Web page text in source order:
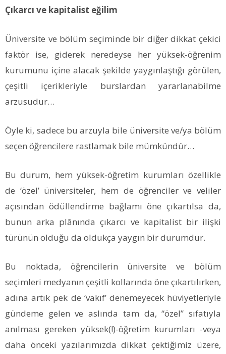
Çıkarcı ve kapitalist eğilim
Üniversite ve bölüm seçiminde bir diğer dikkat çekici
faktör ise, giderek neredeyse her yüksek-öğrenim
kurumunu içine alacak şekilde yaygınlaştığı görülen,
çeşitli içerikleriyle burslardan yararlanabilme
arzusudur…
Öyle ki, sadece bu arzuyla bile üniversite ve/ya bölüm
seçen öğrencilere rastlamak bile mümkündür…
Bu durum, hem yüksek-öğretim kurumları özellikle
de ‘özel’ üniversiteler, hem de öğrenciler ve veliler
açısından ödüllendirme bağlamı öne çıkartılsa da,
bunun arka plânında çıkarcı ve kapitalist bir ilişki
türünün olduğu da oldukça yaygın bir durumdur.
Bu noktada, öğrencilerin üniversite ve bölüm
seçimleri medyanın çeşitli kollarında öne çıkartılırken,
adına artık pek de ‘vakıf’ denemeyecek hüviyetleriyle
gündeme gelen ve aslında tam da, “özel” sıfatıyla
anılması gereken yüksek(!)-öğretim kurumları -veya
daha önceki yazılarımızda dikkat çektiğimiz üzere,